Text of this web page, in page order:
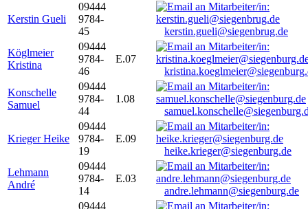
Kerstin Gueli
09444
9784-
45
kerstin.gueli@siegenbrug.de
Köglmeier
Kristina
09444
9784-
46
E.07
Konschelle
Samuel
09444
9784-
44
1.08
Krieger Heike
09444
9784-
19
E.09
heike.krieger@siegenburg.de
Lehmann
André
09444
9784-
14
E.03
andre.lehmann@siegenburg.de
09444